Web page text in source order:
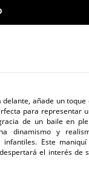
añade un toque
para representar
de un baile en
dinamismo y
Este
el interés de